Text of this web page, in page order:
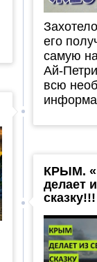
его
самую
Ай-
всю
КРЫМ.
делает
сказку!!!